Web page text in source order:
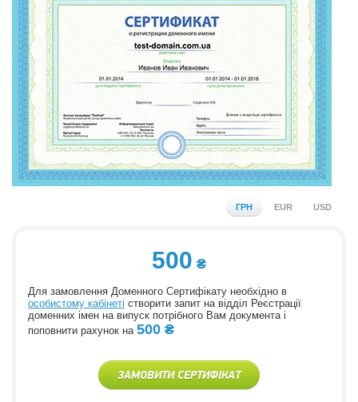
ГРН EUR USD
500
Для замовлення Доменного Сертифікату необхідно в
особистому кабінеті створити запит на відділ Реєстрації
доменних імен на випуск потрібного Вам документа і
поповнити рахунок на 500
ЗАМОВИТИ СЕРТИФІКАТ